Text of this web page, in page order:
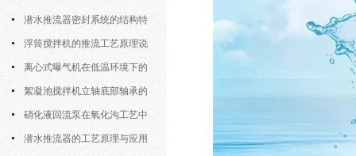
潜水推流器密封系统的结构特
点与渗漏故障处理
浮筒搅拌机的推流工艺原理说
明 离心式曝气机在低温环境下的
运行特性与防冻措施
絮凝池搅拌机立轴底部轴承的
密封防水与免维护设计
硝化液回流泵在氧化沟工艺中
的布置位置对回流效果的影响
潜水推流器的工艺原理与应用